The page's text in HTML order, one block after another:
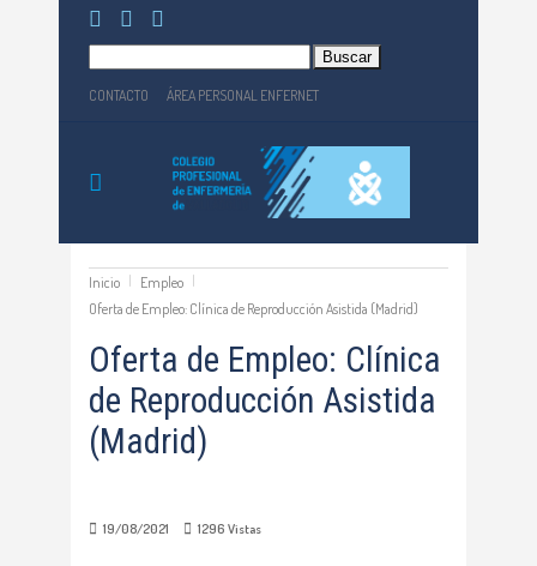
CONTACTO ÁREA PERSONAL ENFERNET
Inicio
Empleo
Oferta de Empleo: Clínica de Reproducción Asistida (Madrid)
Oferta de Empleo: Clínica
de Reproducción Asistida
(Madrid)
19/08/2021 1296 Vistas